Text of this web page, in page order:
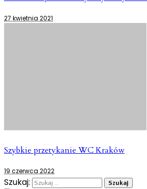
27 kwietnia 2021
Szybkie przetykanie WC Kraków
19 czerwca 2022
Szukaj: